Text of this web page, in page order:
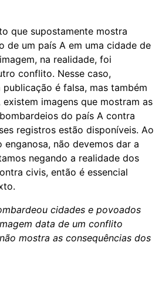
que supostamente mostra
de um país A em uma cidade de
na realidade, foi
conflito. Nesse caso,
é falsa, mas também
imagens que mostram as
do país A contra
registros estão disponíveis. Ao
não devemos dar a
negando a realidade dos
civis, então é essencial
cidades e povoados
data de um conflito
mostra as consequências dos